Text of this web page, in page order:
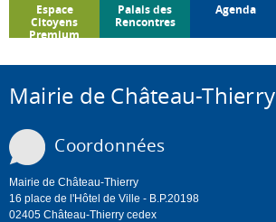
Espace
Citoyens
Premium
Palais des
Rencontres
Agenda
Mairie de Château-Thierry
Coordonnées
Mairie de Château-Thierry
16 place de l'Hôtel de Ville - B.P.20198
02405 Château-Thierry cedex